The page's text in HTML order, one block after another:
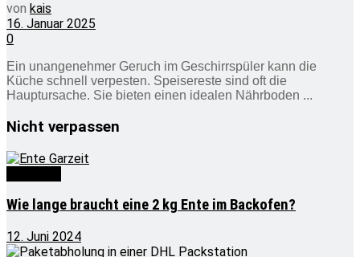
von kais
16. Januar 2025
0
Ein unangenehmer Geruch im Geschirrspüler kann die
Küche schnell verpesten. Speisereste sind oft die
Hauptursache. Sie bieten einen idealen Nährboden ...
Nicht verpassen
Wie lange braucht eine 2 kg Ente im Backofen?
12. Juni 2024